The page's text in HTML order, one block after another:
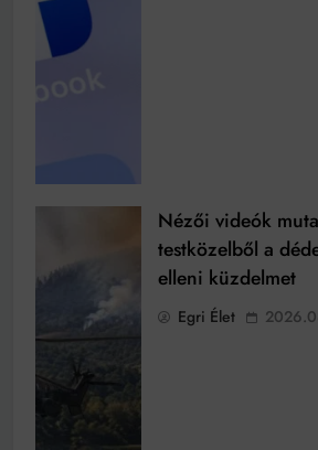
Nézői videók
testközelből a
elleni küzdelmet
Egri Élet